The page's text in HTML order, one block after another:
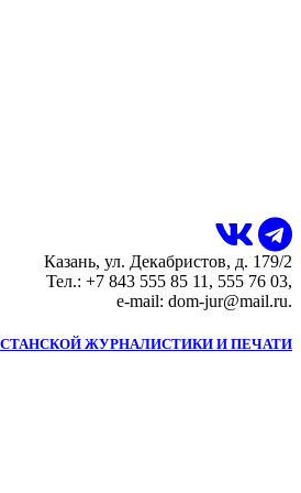
Казань, ул. Декабристов, д. 179/2
Тел.: +7 843 555 85 11, 555 76 03,
e-mail: dom-jur@mail.ru.
ЖУРНАЛИСТИКИ И ПЕЧАТИ